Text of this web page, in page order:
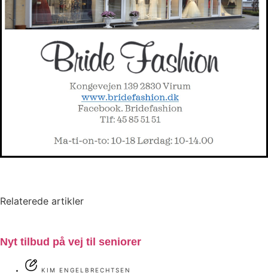
Relaterede artikler
Nyt tilbud på vej til seniorer
KIM ENGELBRECHTSEN